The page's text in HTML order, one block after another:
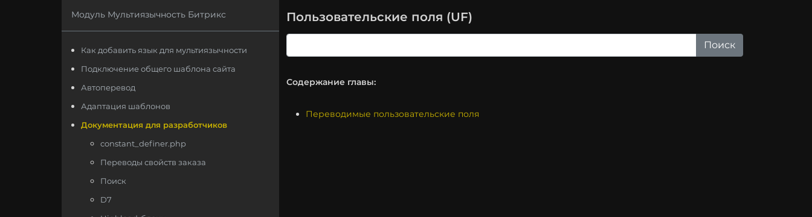
Пользовательские поля (UF)
Модуль Мультиязычность Битрикс
Как добавить язык для мультиязычности
Подключение общего шаблона сайта
Автоперевод
Адаптация шаблонов
Документация для разработчиков
constant_definer.php
Переводы свойств заказа
Поиск
D7
Содержание главы:
Переводимые пользовательские поля